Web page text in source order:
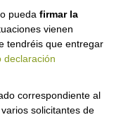
pueda firmar la
vienen
tendréis que entregar
declaración
correspondiente al
solicitantes de